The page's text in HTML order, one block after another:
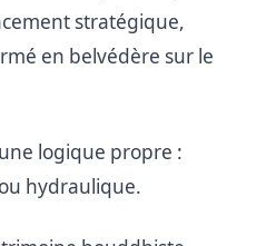
stratégique,
en belvédère sur le
logique propre :
hydraulique.